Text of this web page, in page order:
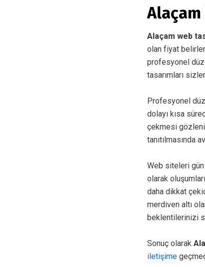
Alaçam
Alaçam web
olan fiyat
profesyonel
tasarımları
Profesyonel
dolayı kısa
çekmesi
tanıtılmasında
Web siteleri
olarak
daha dikkat
merdiven altı
beklentilerinizi
Sonuç olarak
iletişime